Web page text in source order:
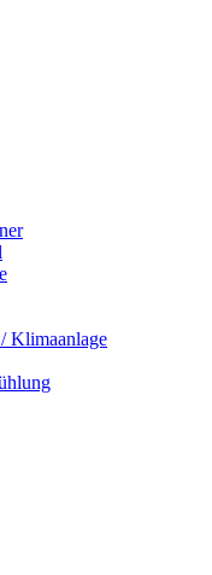
Klimaanlage